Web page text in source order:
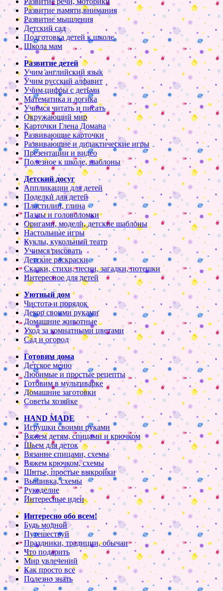
Развитие памяти,внимания
Развитие мышления
Детский сад
Подготовка детей к школе
Школа мам
Развитие детей
Учим английский язык
Учим русский алфавит
Учим цифры с детьми
Математика и логика
Учимся читать и писать
Окружающий мир
Карточки Глена Домана
Развивающие карточки
Развивающие и дидактические игры
Презентации и видео
Полезное к школе, шаблоны
Детский досуг
Аппликации для детей
Поделки для детей
Пластилин, глина
Пазлы и головоломки
Оригами, модели, детские шаблоны
Настольные игры
Куклы, кукольный театр
Учимся рисовать
Детские раскраски
Сказки, стихи, песни, загадки, потешки
Интересное для детей
Уютный дом
Чистота и порядок
Декор своими руками
Домашние животные
Уход за комнатными цветами
Сад и огород
Готовим дома
Детское меню
Любимые и простые рецепты
Готовим в мультиварке
Домашние заготовки
Советы хозяйке
HAND MADE
Игрушки своими руками
Вяжем детям, спицами и крючком
Шьем для деток
Вязание спицами, схемы
Вяжем крючком, схемы
Шитье, простые выкройки
Вышивка, схемы
Рукоделие
Интересные идеи
Интересно обо всем!
Будь модной
Путешествуй
Праздники, традиции, обычаи
Что подарить
Мир увлечений
Как просто все
Полезно знать